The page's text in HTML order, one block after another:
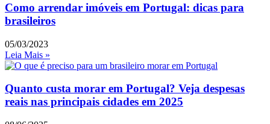
Como arrendar imóveis em Portugal: dicas para
brasileiros
05/03/2023
Leia Mais »
Quanto custa morar em Portugal? Veja despesas
reais nas principais cidades em 2025